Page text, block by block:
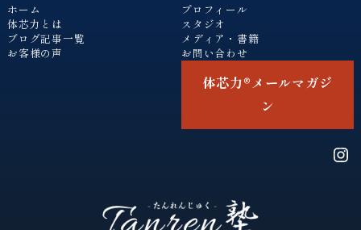
ホーム
体芯力とは
ブログ記事一覧
お客様の声
プロフィール
スタジオ
メディア・書籍
お問い合わせ
体芯力®︎メールマガジ
ン